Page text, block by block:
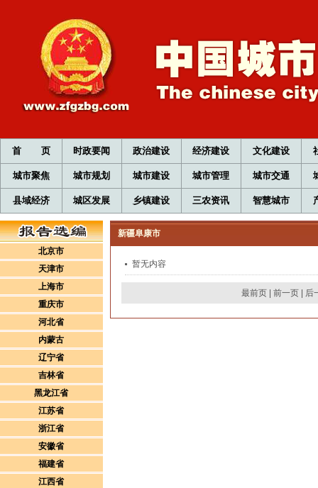
首 页 时政要闻 政治建设 经济建设 文化建设
城市聚焦 城市规划 城市建设 城市管理 城市交通
县域经济 城区发展 乡镇建设 三农资讯 智慧城市
北京市
天津市
上海市
重庆市
河北省
内蒙古
辽宁省
吉林省
黑龙江省
江苏省
浙江省
安徽省
福建省
江西省
新疆阜康市
暂无内容
最前页 |前一页 后